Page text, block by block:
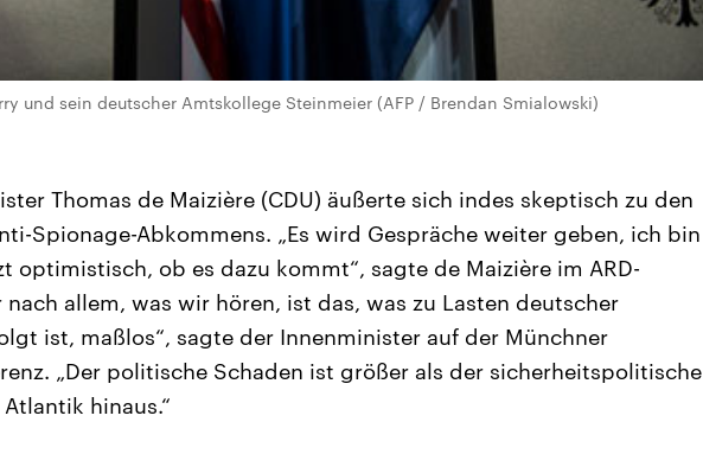
und sein deutscher Amtskollege Steinmeier (AFP / Brendan Smialowski)
Thomas de Maizière (CDU) äußerte sich indes skeptisch zu den
Spionage-Abkommens. „Es wird Gespräche weiter geben, ich bin
optimistisch, ob es dazu kommt“, sagte de Maizière im ARD-
nach allem, was wir hören, ist das, was zu Lasten deutscher
ist, maßlos“, sagte der Innenminister auf der Münchner
„Der politische Schaden ist größer als der sicherheitspolitische
hinaus.“